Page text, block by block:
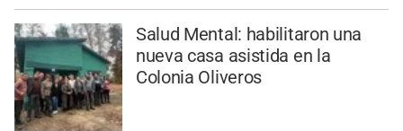
Salud Mental: habilitaron una
nueva casa asistida en la
Colonia Oliveros